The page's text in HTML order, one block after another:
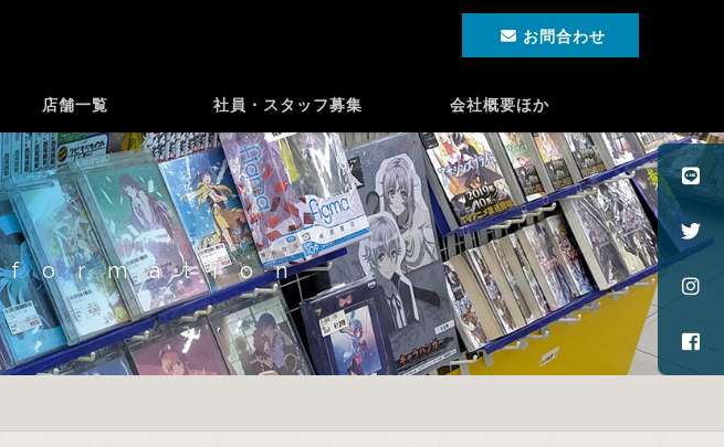
お問合わせ
店舗一覧 社員・スタッフ募集 会社概要ほか